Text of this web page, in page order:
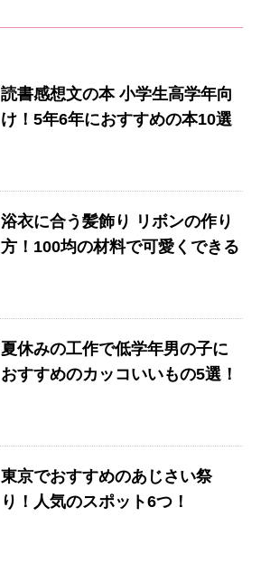
読書感想文の本 小学生高学年向
け！5年6年におすすめの本10選
浴衣に合う髪飾り リボンの作り
方！100均の材料で可愛くできる
夏休みの工作で低学年男の子に
おすすめのカッコいいもの5選！
東京でおすすめのあじさい祭
り！人気のスポット6つ！